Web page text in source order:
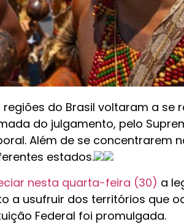
do Brasil voltaram a se
do julgamento, pelo
Além de se concentrarem
estados.
nesta quarta-feira (30) a
a usufruir dos territórios que
Federal foi promulgada.